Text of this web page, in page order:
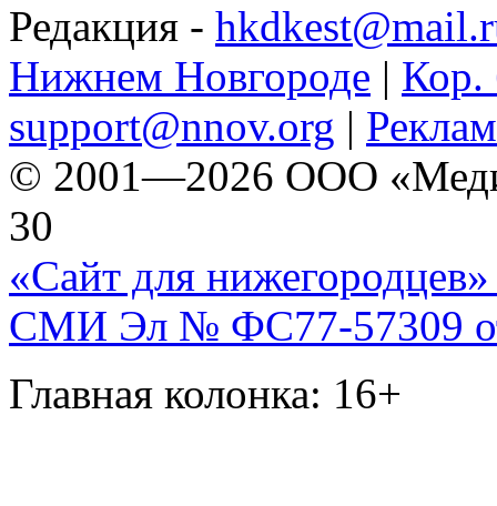
Редакция -
Нижнем Новгороде | Кор.
support@nnov.org |
© 2001—2026 ООО
30
«Сайт для нижегородцев»
СМИ Эл № ФС77-57309
Главная колонка: 16+